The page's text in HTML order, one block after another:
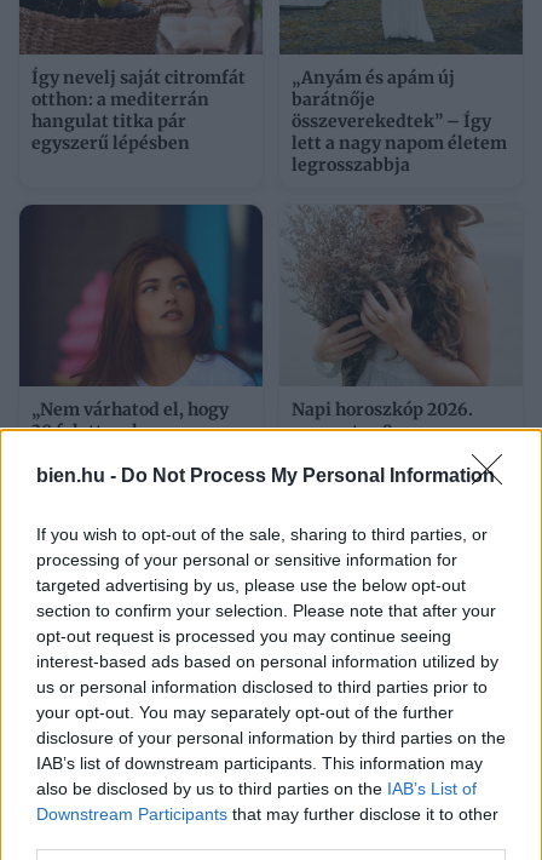
bien.hu - Do Not Process My Personal Information
If you wish to opt-out of the sale, sharing to third parties, or
processing of your personal or sensitive information for
targeted advertising by us, please use the below opt-out
section to confirm your selection. Please note that after your
opt-out request is processed you may continue seeing
interest-based ads based on personal information utilized by
us or personal information disclosed to third parties prior to
your opt-out. You may separately opt-out of the further
disclosure of your personal information by third parties on the
IAB’s list of downstream participants. This information may
also be disclosed by us to third parties on the IAB’s List of
Downstream Participants that may further disclose it to other
Így nevelj saját citromfát
otthon: a mediterrán
hangulat titka pár
egyszerű lépésben
„Anyám és apám új
barátnője
összeverekedtek” – Így
lett a nagy napom életem
legrosszabbja
„Nem várhatod el, hogy
30 felett ne legyen
vagy túl válogatós?
Napi horoszkóp 2026.
augusztus 9. –
érzelmek
Összehaverkodtam a
szomszédommal – és ez
volt életem legnagyobb
hibája
Ezt hozza 2026.
augusztus 9. a
numerológia szerint:
elengedés és befejezés